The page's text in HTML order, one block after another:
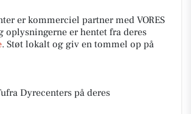
er kommerciel partner med VORES
oplysningerne er hentet fra deres
. Støt lokalt og giv en tommel op på
Dyrecenters på deres